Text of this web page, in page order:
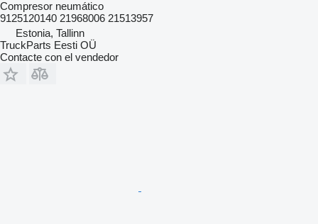
Compresor neumático
9125120140 21968006 21513957
Estonia, Tallinn
TruckParts Eesti OÜ
Contacte con el vendedor